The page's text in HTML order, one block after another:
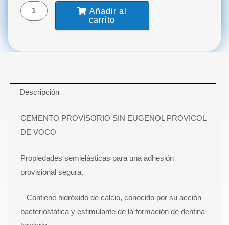
VOCO
cantidad
Añadir al
carrito
Descripción
CEMENTO PROVISORIO SIN EUGENOL PROVICOL
DE VOCO
Propiedades semielásticas para una adhesión
provisional segura.
– Contiene hidróxido de calcio, conocido por su acción
bacteriostática y estimulante de la formación de dentina